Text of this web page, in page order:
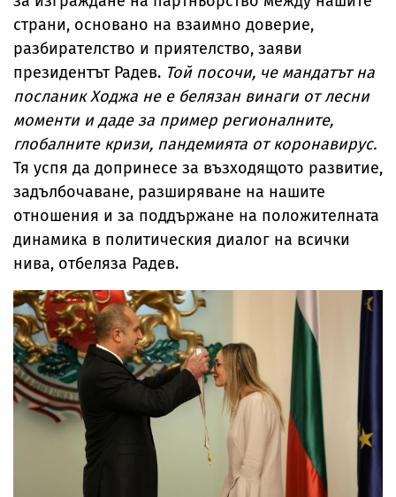
страни, основано на взаимно доверие,
разбирателство и приятелство, заяви
президентът Радев. Той посочи, че мандатът на
посланик Ходжа не е белязан винаги от лесни
моменти и даде за пример регионалните,
глобалните кризи, пандемията от коронавирус.
Тя успя да допринесе за възходящото развитие,
задълбочаване, разширяване на нашите
отношения и за поддържане на положителната
динамика в политическия диалог на всички
нива, отбеляза Радев.